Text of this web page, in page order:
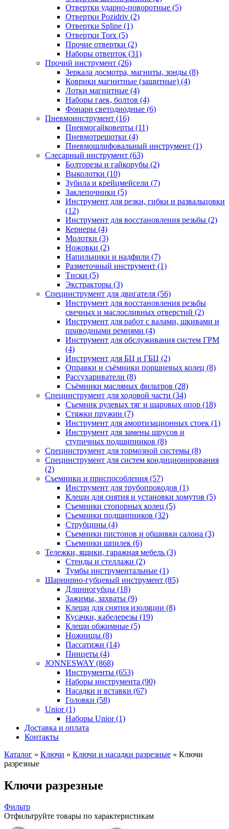
Отвертки ударно-поворотные (5)
Отвертки Pozidriv (2)
Отвертки Spline (1)
Отвертки Torx (5)
Прочие отвертки (2)
Наборы отверток (31)
Прочий инструмент (26)
Зеркала досмотра, магниты, зонды (8)
Коврики магнитные (защитные) (4)
Лотки магнитные (4)
Наборы гаек, болтов (4)
Фонари светодиодные (6)
Пневмоинструмент (16)
Пневмогайковерты (11)
Пневмотрещотки (4)
Пневмошлифовальный инструмент (1)
Слесарный инструмент (63)
Болторезы и гайкорубы (2)
Выколотки (10)
Зубила и крейцмейсели (7)
Заклепочники (5)
Инструмент для резки, гибки и развальцовки
(12)
Инструмент для восстановления резьбы (2)
Кернеры (4)
Молотки (3)
Ножовки (2)
Напильники и надфили (7)
Разметочный инструмент (1)
Тиски (5)
Экстракторы (3)
Специнструмент для двигателя (56)
Инструмент для восстановления резьбы
свечных и маслосливных отверстий (2)
Инструмент для работ с валами, шкивами и
приводными ремнями (4)
Инструмент для обслуживания систем ГРМ
(4)
Инструмент для БЦ и ГБЦ (2)
Оправки и съёмники поршневых колец (8)
Рассухариватели (8)
Съёмники масляных фильтров (28)
Специнструмент для ходовой части (34)
Съемник рулевых тяг и шаровых опор (18)
Стяжки пружин (7)
Инструмент для амортизационных стоек (1)
Инструмент для замены шрусов и
ступичных подшипников (8)
Специнструмент для тормозной системы (8)
Специнструмент для систем кондиционирования
(2)
Съемники и приспособления (57)
Инструмент для трубопроводов (1)
Клещи для снятия и установки хомутов (5)
Съемники стопорных колец (5)
Съемники подшипников (32)
Струбцины (4)
Съемники пистонов и обшивки салона (3)
Съемники шпилек (6)
Тележки, ящики, гаражная мебель (3)
Cтенды и стеллажи (2)
Тумбы инструментальные (1)
Шарнирно-губцевый инструмент (85)
Длинногубцы (18)
Зажимы, захваты (9)
Клещи для снятия изоляции (8)
Кусачки, кабелерезы (19)
Клещи обжимные (5)
Ножницы (8)
Пассатижи (14)
Пинцеты (4)
JONNESWAY (868)
Инструменты (653)
Наборы инструмента (90)
Насадки и вставки (67)
Головки (58)
Unior (1)
Наборы Unior (1)
Доставка и оплата
Контакты
Каталог » Ключи » Ключи и насадки разрезные » Ключи
разрезные
Ключи разрезные
Фильтр
Отфильтруйте товары по характеристикам